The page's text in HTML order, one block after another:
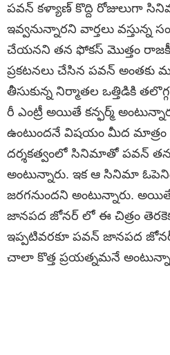
పవన్ కళ్యాణ్ కొద్ది రోజులుగా
ఇవ్వనున్నారని వార్తలు వస్తున్న
చేయనని తన ఫోకస్ మొత్తం
ప్రకటనలు చేసిన పవన్ అంతకు
తీసుకున్న నిర్మాతల ఒత్తిడికి
రీ ఎంట్రీ అయితే కన్ఫర్మ్
ఉంటుందనే విషయం మీద మాత్రం
దర్శకత్వంలో సినిమాతో పవన్ తన
అంటున్నారు. ఇక ఆ సినిమా
జరగనుందని అంటున్నారు.
జానపద జోనర్ లో ఈ చిత్రం
ఇప్పటివరకూ పవన్ జానపద
చాలా కొత్త ప్రయత్నమనే